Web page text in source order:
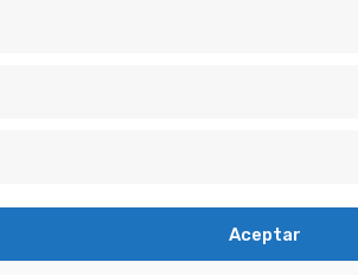
Aceptar